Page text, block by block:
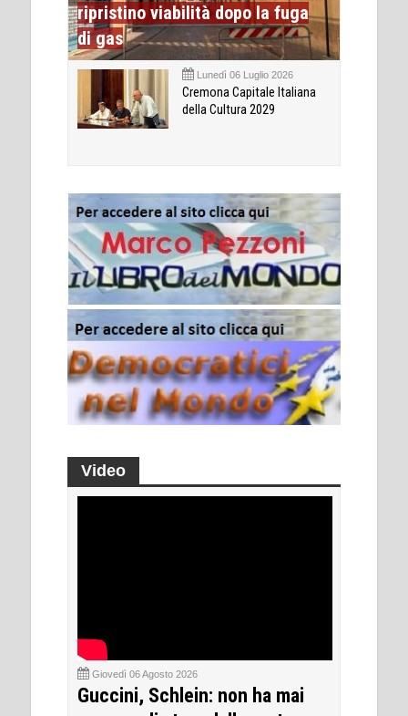
ripristino viabilità dopo la fuga
di gas
Lunedì 06 Luglio 2026
Cremona Capitale Italiana
della Cultura 2029
Video
Giovedì 06 Agosto 2026
Guccini, Schlein: non ha mai